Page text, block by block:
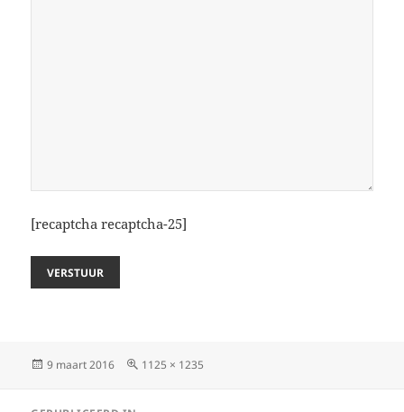
[recaptcha recaptcha-25]
Geplaatst
9 maart 2016
Volledige
1125 × 1235